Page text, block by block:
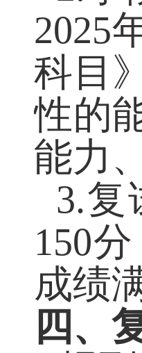
2.学
2025
科目
性的
能
3.复
150
成绩